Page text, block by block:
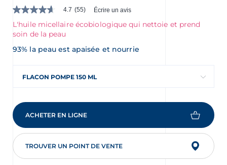
4.7
étoile(s)
sur
5.
Lire
les
est
de
4.7
sur
5.
Lire
les
55
4.7 (55) Écrire un avis
L'huile micellaire écobiologique qui nettoie et prend
soin de la peau
93% la peau est apaisée et nourrie
FLACON POMPE 150 ML
ACHETER EN LIGNE
TROUVER UN POINT DE VENTE